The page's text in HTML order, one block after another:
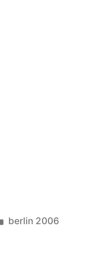
Veröffentlicht
berlin 2006